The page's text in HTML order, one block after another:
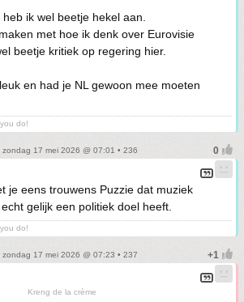
ik wel beetje hekel aan.
met hoe ik denk over Eurovisie
beetje kritiek op regering hier.
en had je NL gewoon mee moeten
do!
zondag 17 mei 2026 @ 07:01 • 236
je eens trouwens Puzzie dat muziek
gelijk een politiek doel heeft.
do!
zondag 17 mei 2026 @ 07:23 • 237
Kreng de la crème